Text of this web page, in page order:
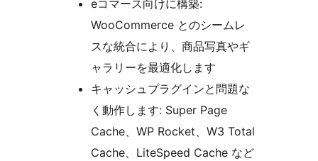
eコマース向けに構築:
WooCommerce とのシームレ
スな統合により、商品写真やギ
ャラリーを最適化します
キャッシュプラグインと問題な
く動作します: Super Page
Cache、WP Rocket、W3 Total
Cache、LiteSpeed Cache など